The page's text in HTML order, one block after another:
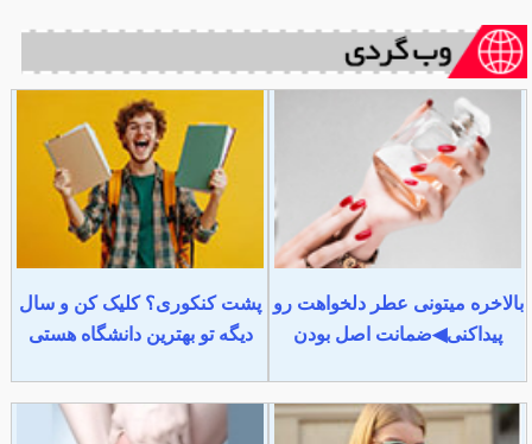
بالاخره میتونی عطر دلخواهت رو
پیداکنی◀ضمانت اصل بودن
پشت کنکوری؟ کلیک کن و سال
دیگه تو بهترین دانشگاه هستی